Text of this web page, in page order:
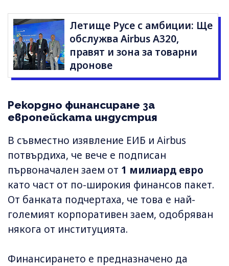
Летище Русе с амбиции: Ще
обслужва Airbus A320,
правят и зона за товарни
дронове
Рекордно финансиране за
европейската индустрия
В съвместно изявление ЕИБ и Airbus
потвърдиха, че вече е подписан
първоначален заем от 1 милиард евро
като част от по-широкия финансов пакет.
От банката подчертаха, че това е най-
големият корпоративен заем, одобряван
някога от институцията.
Финансирането е предназначено да